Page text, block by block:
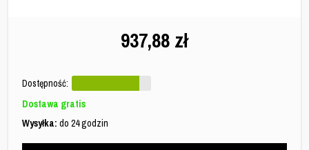
937,88 zł
Dostępność:
Dostawa gratis
Wysyłka: do 24 godzin